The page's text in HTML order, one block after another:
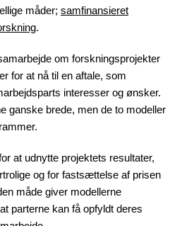
måder; samfinansieret
.
om forskningsprojekter
for at nå til en aftale, som
interesser og ønsker.
ganske brede, men de to modeller
at udnytte projektets resultater,
og for fastsættelse af prisen
måde giver modellerne
parterne kan få opfyldt deres